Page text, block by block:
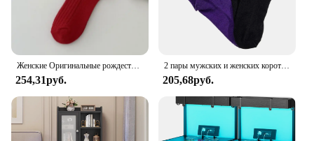
Женские Оригинальные рождественские и новогодние красные носки для девочек, модные полосатые повседневные осенне-зимние носки, Теплый Комфорт
254,31руб.
2 пары мужских и женских коротких носков, черные и фиолетовые, на Хэллоуин, удобные, дышащие, влагоотводящие
205,68руб.